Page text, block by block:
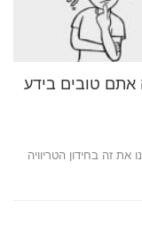
אתם טובים בידע
זה בחידון הטריוויה